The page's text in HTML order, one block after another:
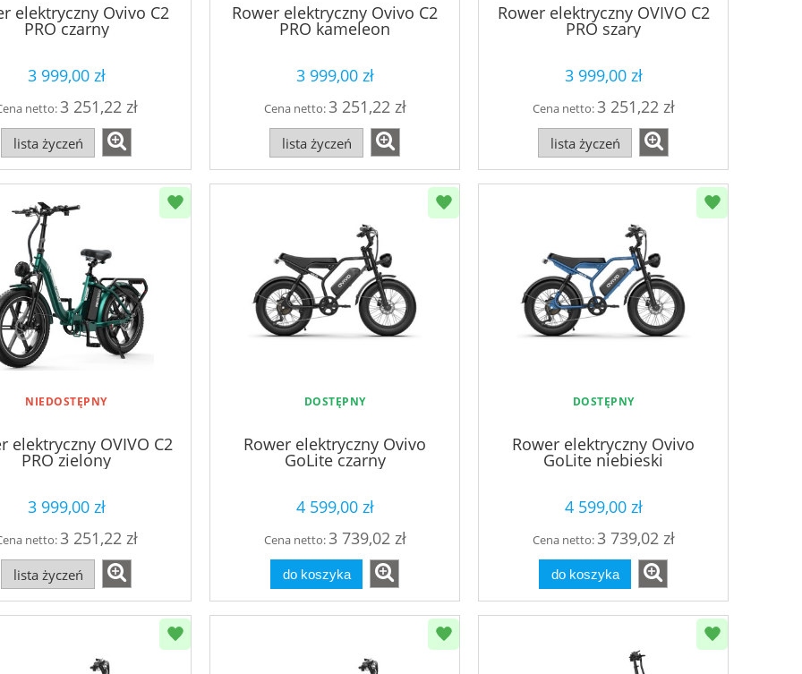
elektryczny Ovivo C2
PRO czarny
3 999,00 zł
netto:3 251,22 zł
lista życzeń
Rower elektryczny Ovivo C2
PRO kameleon
3 999,00 zł
Cena netto:3 251,22 zł
lista życzeń
Rower elektryczny OVIVO C2
PRO szary
3 999,00 zł
Cena netto:3 251,22 zł
lista życzeń
NIEDOSTĘPNY
elektryczny OVIVO C2
PRO zielony
3 999,00 zł
netto:3 251,22 zł
lista życzeń
DOSTĘPNY
Rower elektryczny Ovivo
GoLite czarny
4 599,00 zł
Cena netto:3 739,02 zł
do koszyka
DOSTĘPNY
Rower elektryczny Ovivo
GoLite niebieski
4 599,00 zł
Cena netto:3 739,02 zł
do koszyka